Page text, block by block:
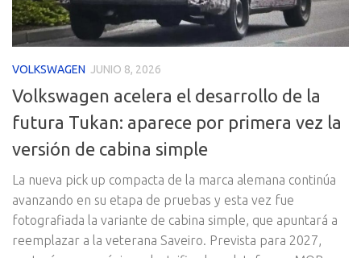
VOLKSWAGEN JUNIO 8, 2026
Volkswagen acelera el desarrollo de la
futura Tukan: aparece por primera vez la
versión de cabina simple
La nueva pick up compacta de la marca alemana continúa
avanzando en su etapa de pruebas y esta vez fue
fotografiada la variante de cabina simple, que apuntará a
reemplazar a la veterana Saveiro. Prevista para 2027,